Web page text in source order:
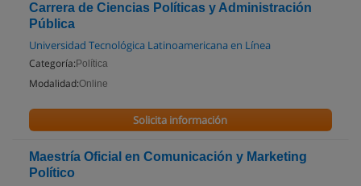
Carrera de Ciencias Políticas y Administración
Pública
Universidad Tecnológica Latinoamericana en Línea
Categoría: Política
Modalidad:Online
Solicita información
Maestría Oficial en Comunicación y Marketing
Político